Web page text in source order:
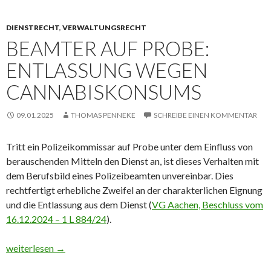
DIENSTRECHT, VERWALTUNGSRECHT
BEAMTER AUF PROBE:
ENTLASSUNG WEGEN
CANNABISKONSUMS
09.01.2025 THOMAS PENNEKE SCHREIBE EINEN KOMMENTAR
Tritt ein Polizeikommissar auf Probe unter dem Einfluss von
berauschenden Mitteln den Dienst an, ist dieses Verhalten mit
dem Berufsbild eines Polizeibeamten unvereinbar. Dies
rechtfertigt erhebliche Zweifel an der charakterlichen Eignung
und die Entlassung aus dem Dienst (VG Aachen, Beschluss vom
16.12.2024 – 1 L 884/24).
Beamter auf Probe: Entlassung wegen Cannabiskonsums
weiterlesen →